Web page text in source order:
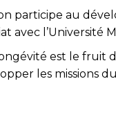
participe au
avec
est le
les